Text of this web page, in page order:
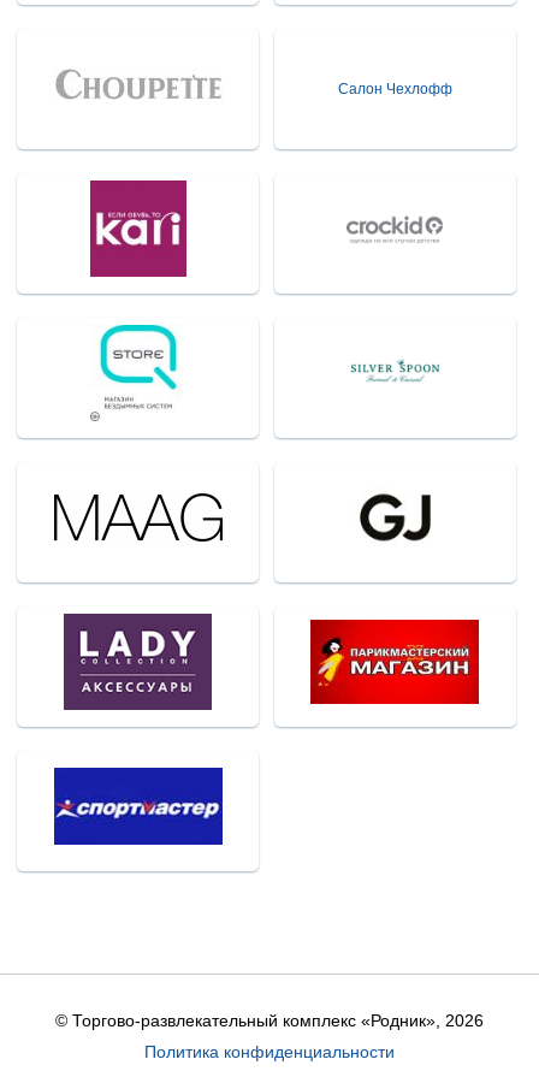
Салон Чехлофф
© Торгово-развлекательный комплекс «Родник», 2026
Политика конфиденциальности